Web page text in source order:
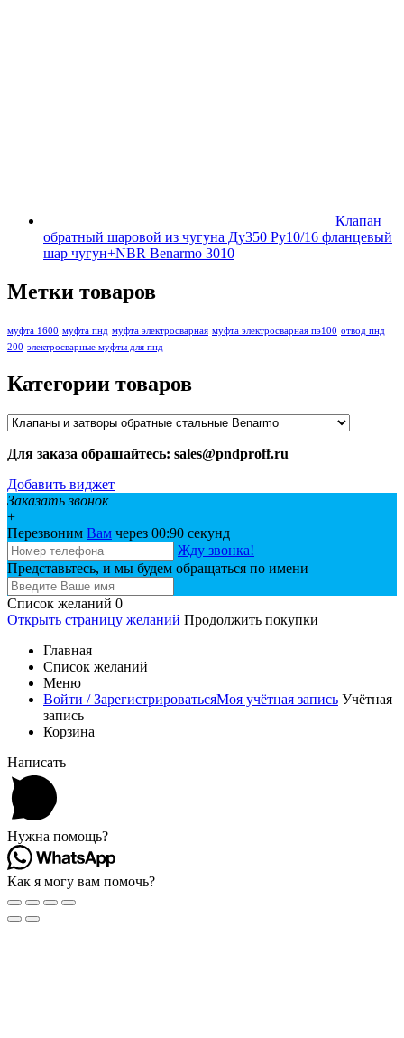
Клапан
обратный шаровой из чугуна Ду350 Ру10/16 фланцевый
шар чугун+NBR Benarmo 3010
Метки товаров
муфта 1600 муфта пнд муфта электросварная муфта электросварная пэ100 отвод пнд
200 электросварные муфты для пнд
Категории товаров
Для заказа обрашайтесь: sales@pndproff.ru
Добавить виджет
Заказать звонок
+
Перезвоним Вам через 00:90 секунд
Жду звонка!
Представьтесь, и мы будем обращаться по имени
Список желаний 0
Открыть страницу желаний Продолжить покупки
Главная
Список желаний
Меню
Войти / ЗарегистрироватьсяМоя учётная запись Учётная
запись
Корзина
Написать
Нужна помощь?
Как я могу вам помочь?